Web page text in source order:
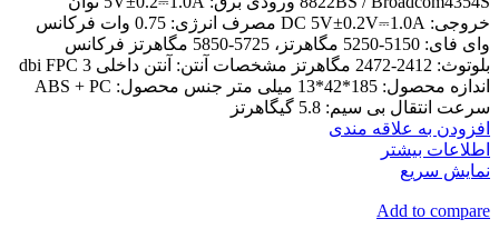
خروجی: DC 5V±0.2V⎓1.0A مصرف انرژی: 0.75 وات فرکانس
وای فای: 5150-5250 مگاهرتز، 5725-5850 مگاهرتز فرکانس
بلوتوث: 2412-2472 مگاهرتز مشخصات آنتن: آنتن داخلی 3 dbi FPC
اندازه محصول: 185*42*13 میلی متر جنس محصول: ABS + PC
سرعت انتقال بی سیم: 5.8 گیگاهرتز
افزودن به علاقه مندی
اطلاعات بیشتر
نمایش سریع
Add to compare